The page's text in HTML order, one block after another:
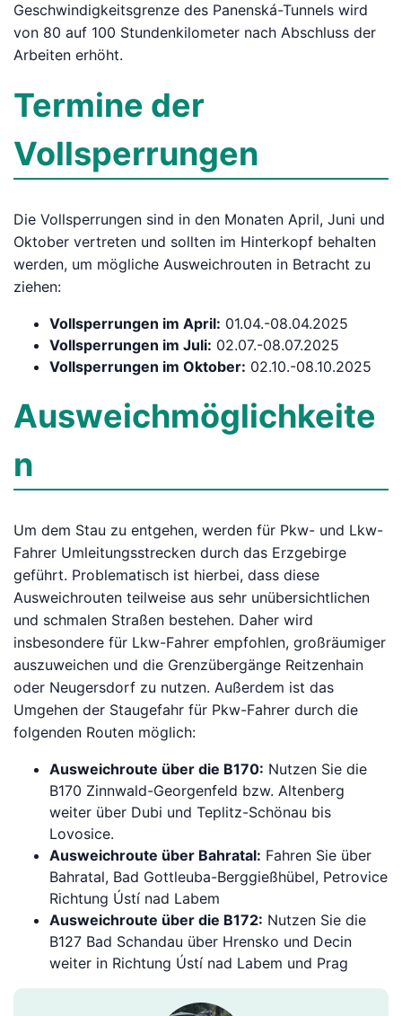
Geschwindigkeitsgrenze des Panenská-Tunnels wird
von 80 auf 100 Stundenkilometer nach Abschluss der
Arbeiten erhöht.
Termine der
Vollsperrungen
Die Vollsperrungen sind in den Monaten April, Juni und
Oktober vertreten und sollten im Hinterkopf behalten
werden, um mögliche Ausweichrouten in Betracht zu
ziehen:
Vollsperrungen im April: 01.04.-08.04.2025
Vollsperrungen im Juli: 02.07.-08.07.2025
Vollsperrungen im Oktober: 02.10.-08.10.2025
Ausweichmöglichkeite
n
Um dem Stau zu entgehen, werden für Pkw- und Lkw-
Fahrer Umleitungsstrecken durch das Erzgebirge
geführt. Problematisch ist hierbei, dass diese
Ausweichrouten teilweise aus sehr unübersichtlichen
und schmalen Straßen bestehen. Daher wird
insbesondere für Lkw-Fahrer empfohlen, großräumiger
auszuweichen und die Grenzübergänge Reitzenhain
oder Neugersdorf zu nutzen. Außerdem ist das
Umgehen der Staugefahr für Pkw-Fahrer durch die
folgenden Routen möglich:
Ausweichroute über die B170: Nutzen Sie die
B170 Zinnwald-Georgenfeld bzw. Altenberg
weiter über Dubi und Teplitz-Schönau bis
Lovosice.
Ausweichroute über Bahratal: Fahren Sie über
Bahratal, Bad Gottleuba-Berggießhübel, Petrovice
Richtung Ústí nad Labem
Ausweichroute über die B172: Nutzen Sie die
B127 Bad Schandau über Hrensko und Decin
weiter in Richtung Ústí nad Labem und Prag